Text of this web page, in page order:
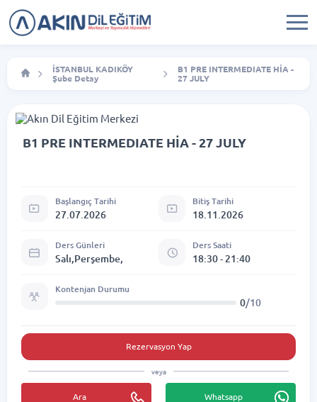
İSTANBUL KADIKÖY
Şube Detay
B1 PRE INTERMEDIATE HİA -
27 JULY
B1 PRE INTERMEDIATE HİA - 27 JULY
Başlangıç Tarihi
27.07.2026
Bitiş Tarihi
18.11.2026
Ders Günleri
Salı,Perşembe,
Ders Saati
18:30 - 21:40
Kontenjan Durumu
0/10
Rezervasyon Yap
veya
Ara Whatsapp